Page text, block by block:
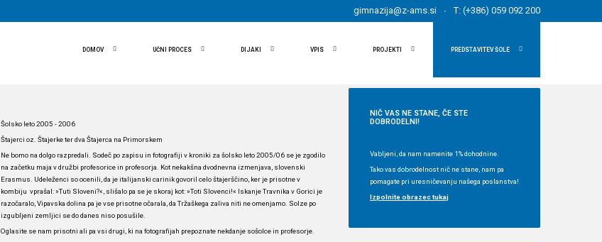
gimnazija@z-ams.si T: (+386) 059 092 200
DOMOV UČNI PROCES DIJAKI VPIS PROJEKTI PREDSTAVITEV ŠOLE
Šolsko leto 2005 - 2006
Štajerci oz. Štajerke ter dva Štajerca na Primorskem
Ne bomo na dolgo razpredali. Sodeč po zapisu in fotografiji v kroniki za šolsko leto 2005/06 se je zgodilo
na začetku maja v družbi profesorice in profesorja. Kot nekakšna dvodnevna izmenjava, slovenski
Erasmus. Udeleženci so ocenili, da je italijanski carinik govoril celo štajerščino, ker je prisotne v
kombiju vprašal: »Tuti Sloveni?«, slišalo pa se je skoraj kot: »Toti Slovenci!« Iskanje Travnika v Gorici je
razočaralo, Vipavska dolina pa je vse prisotne očarala, da Tržaškega zaliva niti ne omenjamo. Solze po
izgubljeni zemljici se do danes niso posušile.
Oglasite se nam prisotni ali pa vsi drugi, ki na fotografijah prepoznate nekdanje sošolce in profesorje.
NIČ VAS NE STANE, ČE STE
DOBRODELNI!
Vabljeni, da nam namenite 1% dohodnine.
Tako vas dobrodelnost nič ne stane, nam pa
pomagate pri uresničevanju našega poslanstva!
Izpolnite obrazec tukaj